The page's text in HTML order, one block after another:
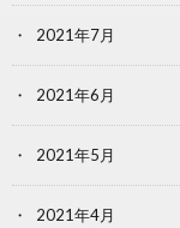
2021年7月
2021年6月
2021年5月
2021年4月